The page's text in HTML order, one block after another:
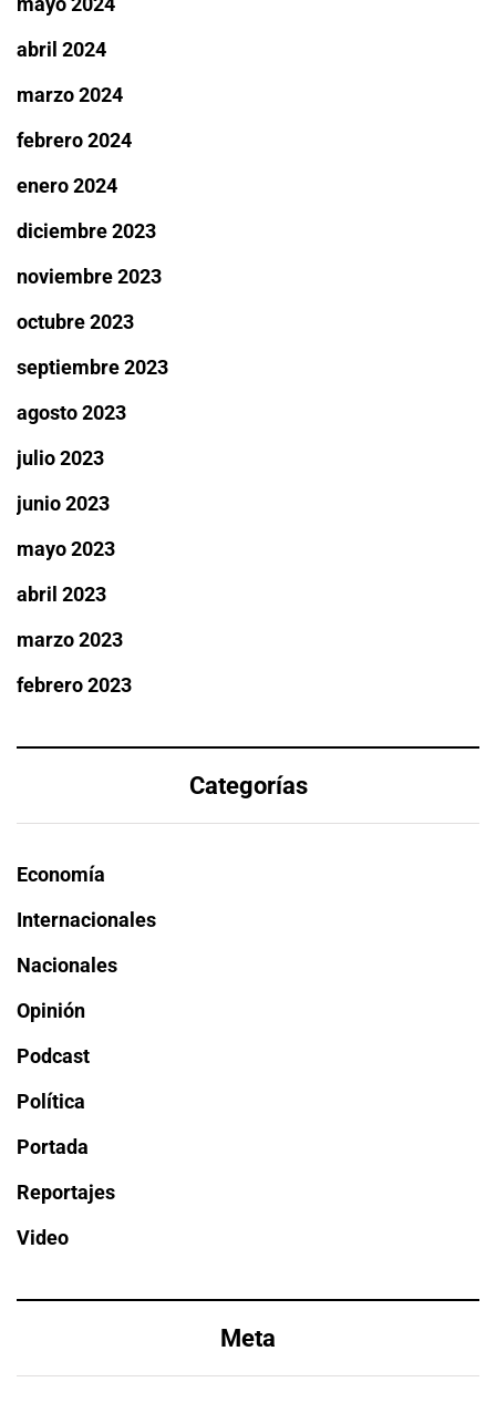
abril 2024
marzo 2024
febrero 2024
enero 2024
diciembre 2023
noviembre 2023
octubre 2023
septiembre 2023
agosto 2023
julio 2023
junio 2023
mayo 2023
abril 2023
marzo 2023
febrero 2023
Categorías
Economía
Internacionales
Nacionales
Opinión
Podcast
Política
Portada
Reportajes
Video
Meta